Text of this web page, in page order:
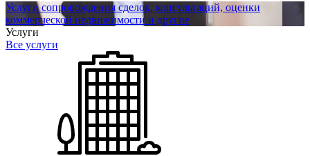
Услуги сопровождения сделок, консультаций, оценки
коммерческой недвижимости и другие
Услуги
Все услуги